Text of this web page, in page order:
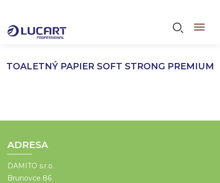
hlavný
TOALETNÝ PAPIER SOFT STRONG PREMIUM
ADRESA
DAMITO s.r.o.
Brunovce 86